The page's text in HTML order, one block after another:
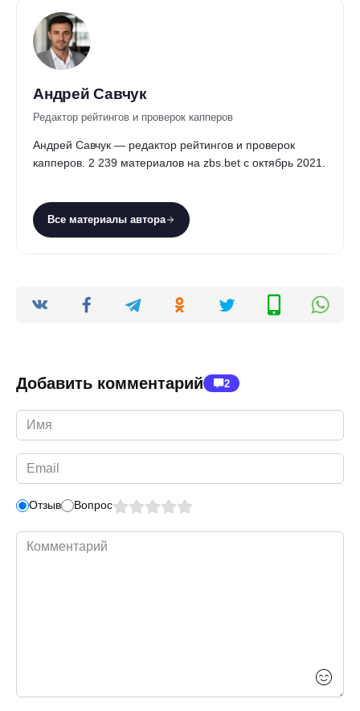
Андрей Савчук
Редактор рейтингов и проверок капперов
Андрей Савчук — редактор рейтингов и проверок
капперов. 2 239 материалов на zbs.bet с октябрь 2021.
Все материалы автора
Добавить комментарий 2
Имя
*
Email
*
Отзыв Вопрос
Комментарий